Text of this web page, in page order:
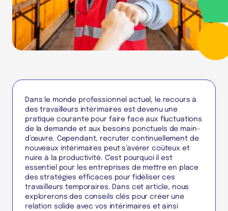
Dans le monde professionnel actuel, le recours à
des travailleurs intérimaires est devenu une
pratique courante pour faire face aux fluctuations
de la demande et aux besoins ponctuels de main-
d’œuvre. Cependant, recruter continuellement de
nouveaux intérimaires peut s’avérer coûteux et
nuire à la productivité. C’est pourquoi il est
essentiel pour les entreprises de mettre en place
des stratégies efficaces pour fidéliser ces
travailleurs temporaires. Dans cet article, nous
explorerons des conseils clés pour créer une
relation solide avec vos intérimaires et ainsi